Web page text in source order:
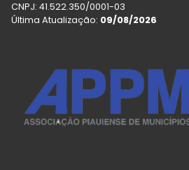
CNPJ: 41.522.350/0001-03
Última Atualização: 09/08/2026